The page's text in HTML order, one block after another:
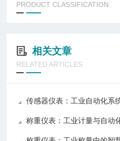
PRODUCT CLASSIFICATION
相关文章
RELATED ARTICLES
传感器仪表：工业自动化系
称重仪表：工业计量与自动